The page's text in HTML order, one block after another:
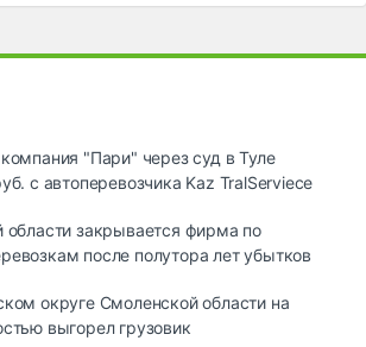
"Пари" через суд в Туле
с автоперевозчика Kaz TralServiece
области закрывается фирма по
после полутора лет убытков
округе Смоленской области на
выгорел грузовик